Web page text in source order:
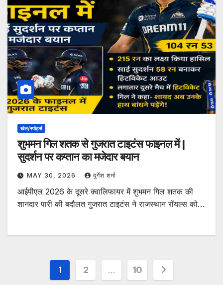
खेल/स्पोर्ट्स
शुभमन गिल शतक से गुजरात टाइटंस फाइनल में |
सुदर्शन पर कप्तान का मजेदार बयान
MAY 30, 2026 दुर्गेश शर्मा
आईपीएल 2026 के दूसरे क्वालिफायर में शुभमन गिल शतक की
शानदार पारी की बदौलत गुजरात टाइटंस ने राजस्थान रॉयल्स को…
Posts
1 2 … 10